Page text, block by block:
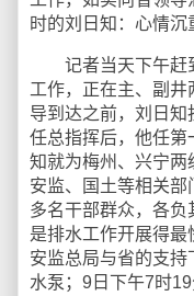
时的刘日知：心情沉
记者当天下午赶
工作，正在主、副
导到达之前，刘日
任总指挥后，他任第
知就为梅州、兴宁两
安监、国土等相关
多名干部群众，各负
是排水工作开展得
安监总局与省的支
水泵；9日下午7时